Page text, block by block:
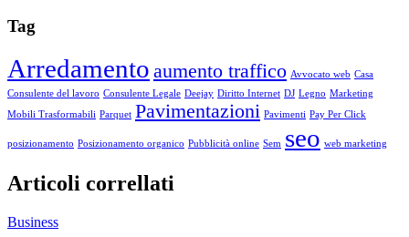
Tag
Arredamento aumento traffico Avvocato web Casa
Consulente del lavoro Consulente Legale Deejay Diritto Internet DJ Legno Marketing
Mobili Trasformabili Parquet Pavimentazioni Pavimenti Pay Per Click
posizionamento Posizionamento organico Pubblicità online Sem seo web marketing
Articoli correllati
Business